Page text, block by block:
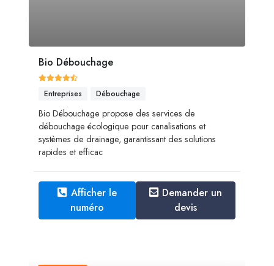
Bio Débouchage
Entreprises Débouchage
Bio Débouchage propose des services de
débouchage écologique pour canalisations et
systèmes de drainage, garantissant des solutions
rapides et efficac
Afficher le
numéro
Demander un
devis